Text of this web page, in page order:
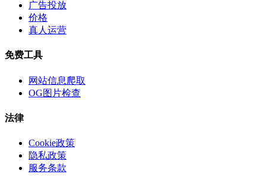
广告投放
价格
真人运营
免费工具
网站信息爬取
OG图片检查
法律
Cookie政策
隐私政策
服务条款